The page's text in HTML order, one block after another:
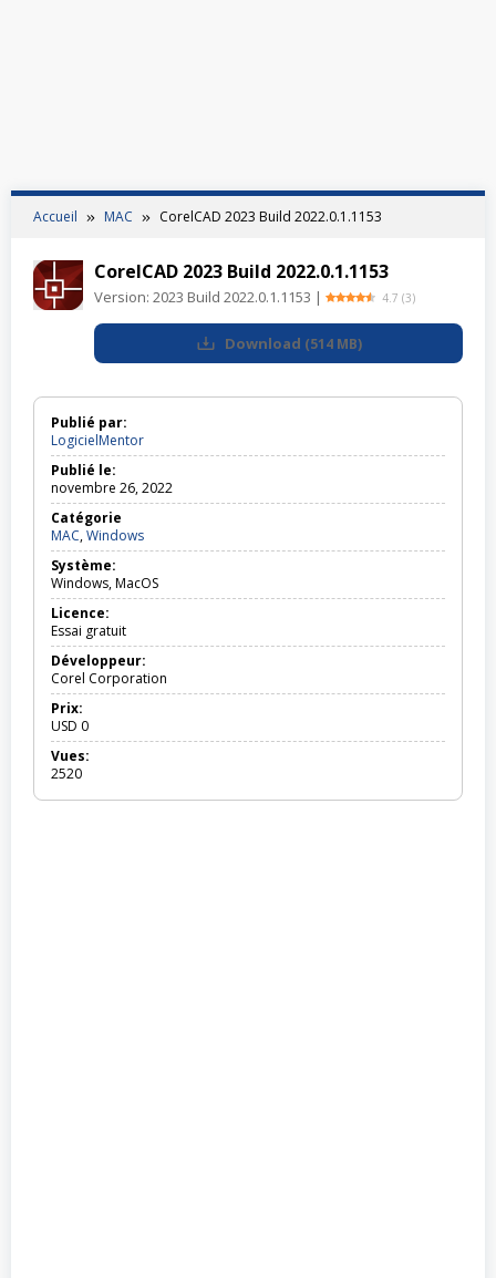
Accueil MAC CorelCAD 2023 Build 2022.0.1.1153
CorelCAD 2023 Build 2022.0.1.1153
Version: 2023 Build 2022.0.1.1153 | 4.7 (3)
Download (514 MB)
Publié par:
LogicielMentor
Publié le:
novembre 26, 2022
Catégorie
MAC,WindowsMAC,
Windows
Système:
Windows, MacOS
Licence:
Essai gratuit
Développeur:
Corel Corporation
Prix:
USD 0
Vues:
2520